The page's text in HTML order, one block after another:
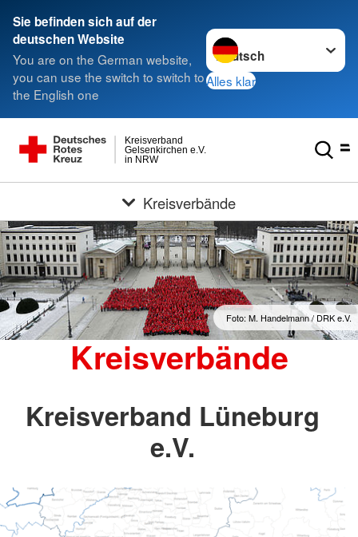
Sie befinden sich auf der
deutschen Website
You are on the German website,
you can use the switch to switch to
the English one
Sprache wechseln zu
Alles klar
in NRW
Gelsenkirchen e.V.
Kreisverband
Kreisverbände
Foto: M. Handelmann / DRK e.V.
Kreisverbände
Kreisverband Lüneburg
e.V.